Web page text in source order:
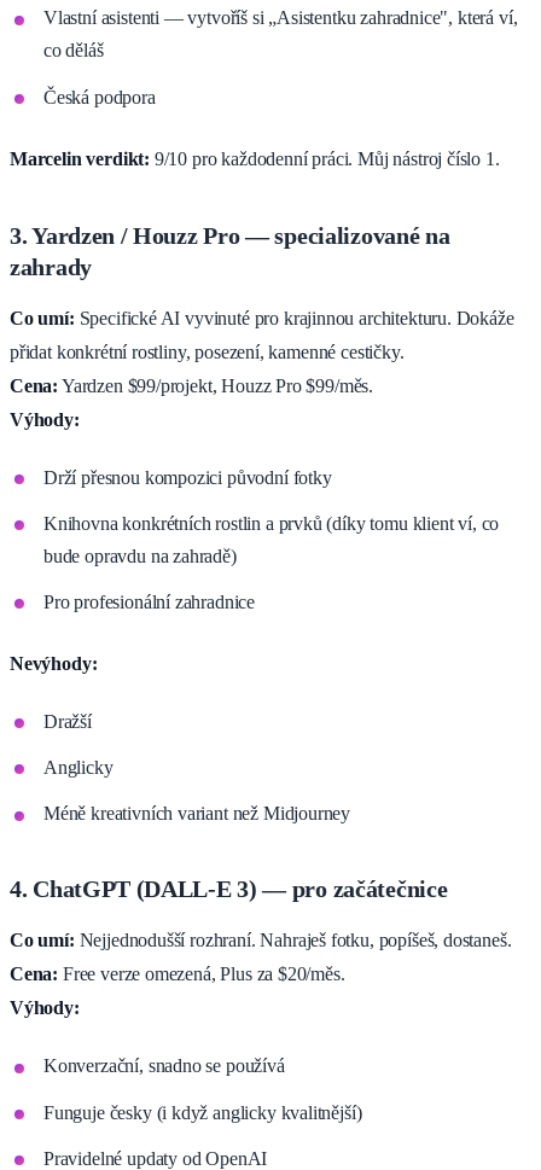
Vlastní asistenti — vytvoříš si „Asistentku zahradnice", která ví,
co děláš
Česká podpora
Marcelin verdikt: 9/10 pro každodenní práci. Můj nástroj číslo 1.
3. Yardzen / Houzz Pro — specializované na
zahrady
Co umí: Specifické AI vyvinuté pro krajinnou architekturu. Dokáže
přidat konkrétní rostliny, posezení, kamenné cestičky.
Cena: Yardzen $99/projekt, Houzz Pro $99/měs.
Výhody:
Drží přesnou kompozici původní fotky
Knihovna konkrétních rostlin a prvků (díky tomu klient ví, co
bude opravdu na zahradě)
Pro profesionální zahradnice
Nevýhody:
Dražší
Anglicky
Méně kreativních variant než Midjourney
4. ChatGPT (DALL-E 3) — pro začátečnice
Co umí: Nejjednodušší rozhraní. Nahraješ fotku, popíšeš, dostaneš.
Cena: Free verze omezená, Plus za $20/měs.
Výhody:
Konverzační, snadno se používá
Funguje česky (i když anglicky kvalitnější)
Pravidelné updaty od OpenAI